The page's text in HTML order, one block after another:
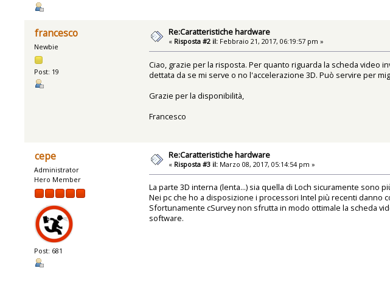
francesco
Newbie
Post: 19
Re:Caratteristiche hardware
« Risposta #2 il: Febbraio 21, 2017, 06:19:57 pm »
Ciao, grazie per la risposta. Per quanto riguarda la scheda video
dettata da se mi serve o no l'accelerazione 3D. Può servire per
Grazie per la disponibilità,
Francesco
cepe
Administrator
Hero Member
Post: 681
Re:Caratteristiche hardware
« Risposta #3 il: Marzo 08, 2017, 05:14:54 pm »
La parte 3D interna (lenta...) sia quella di Loch sicuramente sono
Nei pc che ho a disposizione i processori Intel più recenti danno
Sfortunamente cSurvey non sfrutta in modo ottimale la scheda
software.